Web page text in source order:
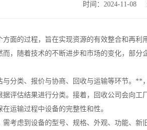
时间：2024-11-08
方面的过程，旨在实现资源的有效整合和再
，随着技术的不断进步和市场的变化，部
与分类、报价与协商、回收与运输等环节。
评估结果进行分类。接着，回收公司会向工
运输过程中设备的完整性和性。
考虑到设备的型号、规格、外观、功能、